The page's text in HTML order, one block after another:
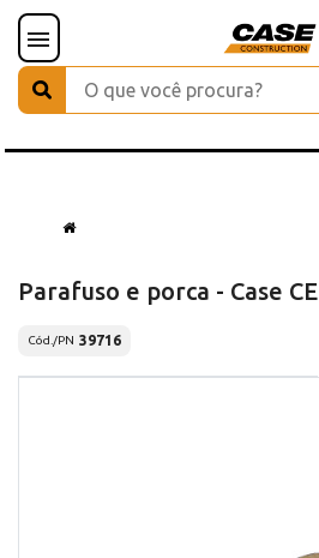
Parafuso e porca - Case CE
Cód./PN 39716